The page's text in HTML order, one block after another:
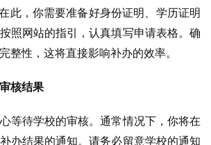
此，你需要准备好身份证明、学历证明
照网站的指引，认真填写申请表格。确
整性，这将直接影响补办的效率。
核结果
等待学校的审核。通常情况下，你将在
办结果的通知。请务必留意学校的通知